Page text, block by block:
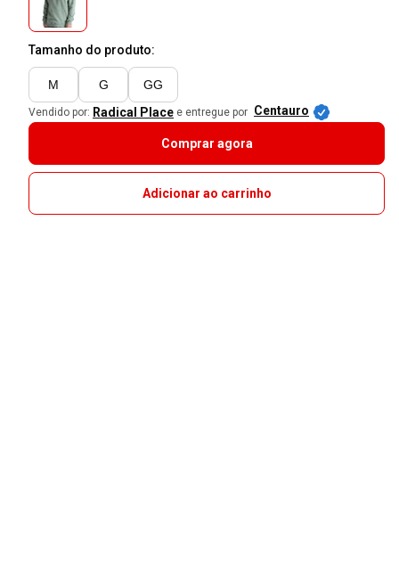
Tamanho do produto:
M G GG
Vendido por: Radical Place e entregue por Centauro
Comprar agora
Adicionar ao carrinho